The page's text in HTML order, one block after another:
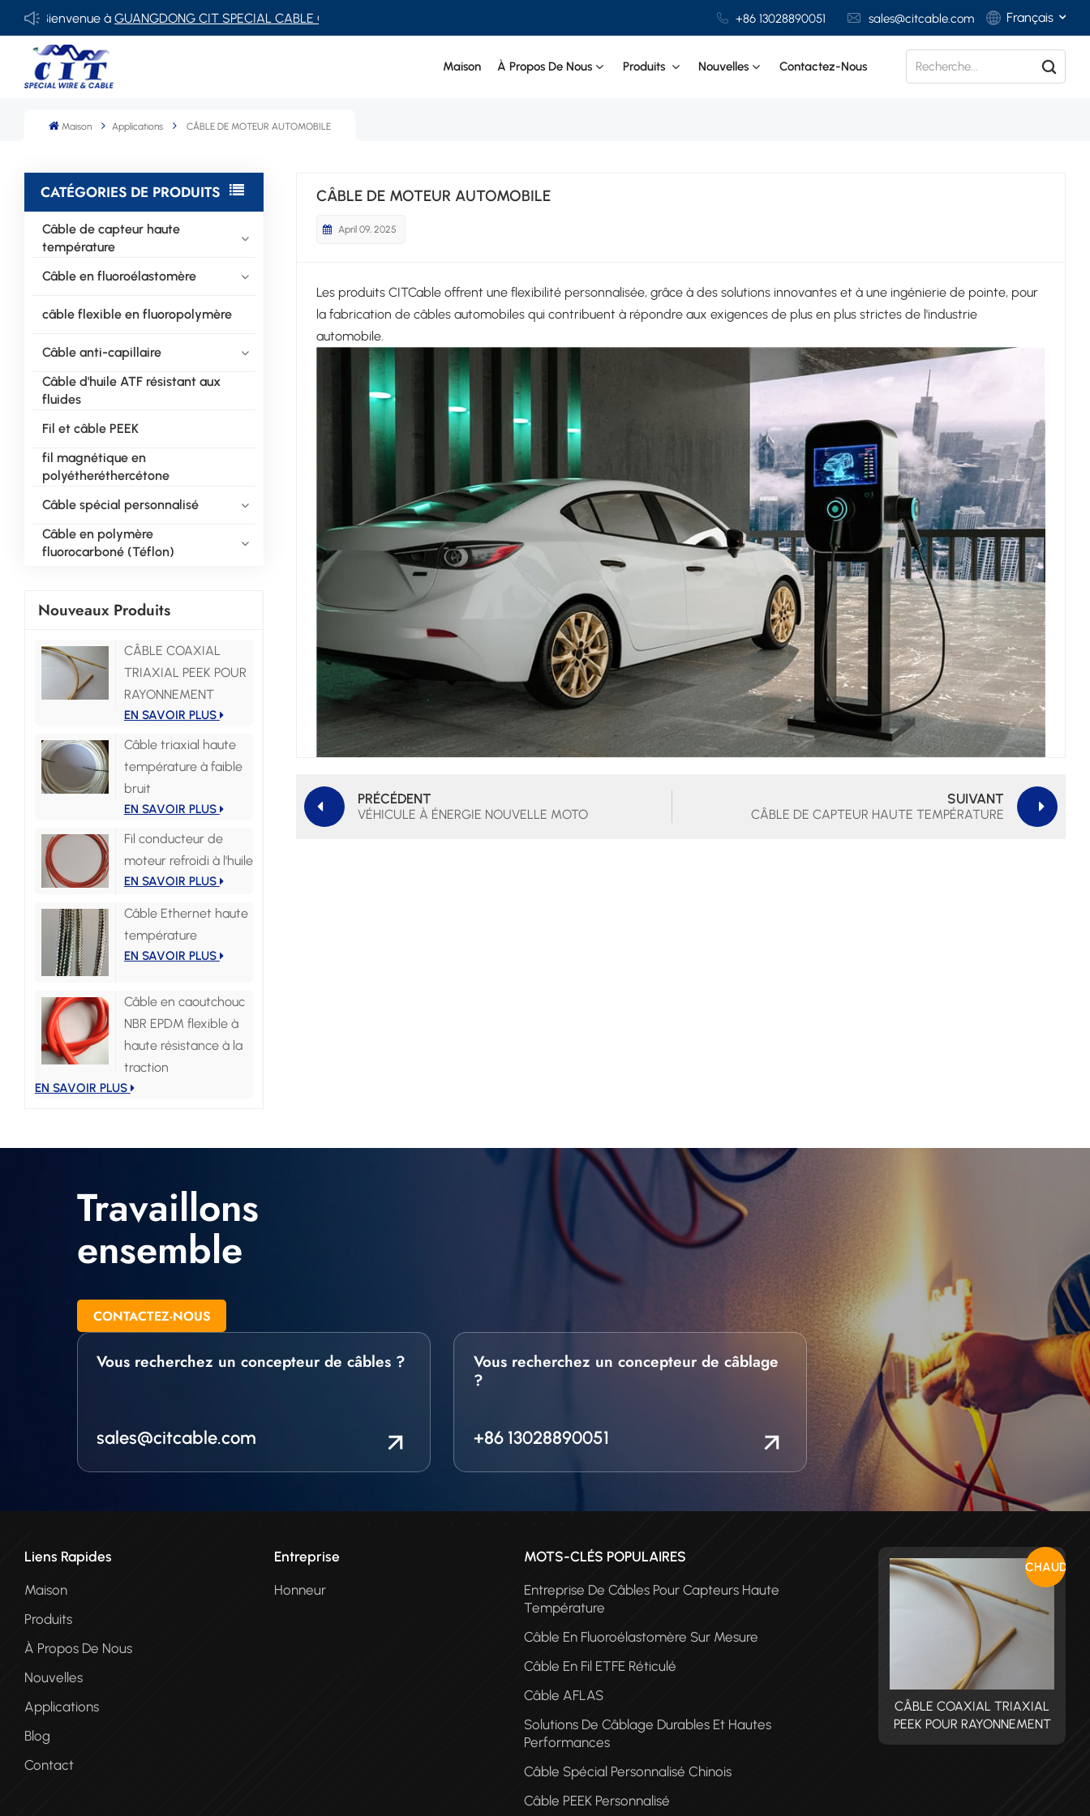
àGUANGDONG CIT SPECIAL CABLE Co., Ltd. +86 13028890051 sales@citcable.com Français
Maison À Propos De Nous Produits Nouvelles Contactez-Nous
Maison Applications CÂBLE DE MOTEUR AUTOMOBILE
CATÉGORIES DE PRODUITS
Câble de capteur haute
température
Câble en fluoroélastomère
câble flexible en fluoropolymère
Câble anti-capillaire
Câble d'huile ATF résistant aux
fluides
Fil et câble PEEK
fil magnétique en
polyétheréthercétone
Câble spécial personnalisé
Câble en polymère
fluorocarboné (Téflon)
Nouveaux Produits
CÂBLE COAXIAL
TRIAXIAL PEEK POUR
RAYONNEMENT
EN SAVOIR PLUS
Câble triaxial haute
température à faible
bruit
EN SAVOIR PLUS
Fil conducteur de
moteur refroidi à l'huile
EN SAVOIR PLUS
Câble Ethernet haute
température
EN SAVOIR PLUS
Câble en caoutchouc
NBR EPDM flexible à
haute résistance à la
traction
EN SAVOIR PLUS
CÂBLE DE MOTEUR AUTOMOBILE
April 09, 2025
Les produits CITCable offrent une flexibilité personnalisée, grâce à des solutions innovantes et à une ingénierie de pointe, pour
la fabrication de câbles automobiles qui contribuent à répondre aux exigences de plus en plus strictes de l'industrie
automobile.
PRÉCÉDENT
VÉHICULE À ÉNERGIE NOUVELLE MOTO
SUIVANT
CÂBLE DE CAPTEUR HAUTE TEMPÉRATURE
Travaillons
ensemble
CONTACTEZ-NOUS
Vous recherchez un concepteur de câbles ?
sales@citcable.com
Vous recherchez un concepteur de câblage
?
+86 13028890051
Liens Rapides
Maison
Produits
À Propos De Nous
Nouvelles
Applications
Blog
Contact
Entreprise
Honneur
MOTS-CLÉS POPULAIRES
Entreprise De Câbles Pour Capteurs Haute
Température
Câble En Fluoroélastomère Sur Mesure
Câble En Fil ETFE Réticulé
Câble AFLAS
Solutions De Câblage Durables Et Hautes
Performances
Câble Spécial Personnalisé Chinois
Câble PEEK Personnalisé
CHAUD
PEEK POUR RAYONNEMENT
CÂBLE COAXIAL TRIAXIAL
PEEK POUR RAYONNEMENT